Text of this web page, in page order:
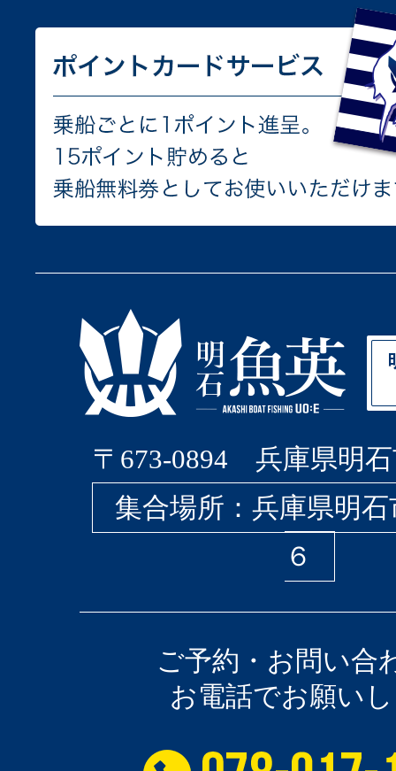
〒673-0894 兵庫県明石
集合場所：兵庫県明
６
ご予約・お問い合
お電話でお願い